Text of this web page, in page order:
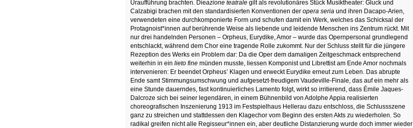
Uraufführung brachten. Dieazione teatrale gilt als revolutionäres Stück Musiktheater: Gluck und
Calzabigi brachen mit den standardisierten Konventionen der opera seria und ihren Dacapo-Arien,
verwendeten eine durchkomponierte Form und schufen damit ein Werk, welches das Schicksal der
Protagnoist*innen auf berührende Weise als liebende und leidende Menschen ins Zentrum rückt. Mit
nur drei handelnden Personen – Orpheus, Eurydike, Amor – wurde das Opernpersonal grundlegend
entschlackt, während dem Chor eine tragende Rolle zukommt. Nur der Schluss stellt für die jüngere
Rezeption des Werks ein Problem dar: Da die Oper dem damaligen Zeitgeschmack entsprechend
weiterhin in ein lieto fine münden musste, liessen Komponist und Librettist am Ende Amor nochmals
intervenieren: Er beendet Orpheus’ Klagen und erweckt Eurydike erneut zum Leben. Das abrupte
Ende samt Stimmungsumschwung und aufgesetzt-freudigem Vaudeville-Finale, das auf ein mehr als
eine Stunde dauerndes, fast kontinuierliches Lamento folgt, wirkt so irritierend, dass Émile Jaques-
Dalcroze sich bei seiner legendären, in einem Bühnenbild von Adolphe Appia realisierten
choreografischen Inszenierung 1913 im Festspielhaus Hellerau dazu entschloss, die Schlussszene
ganz zu streichen und stattdessen den Klagechor vom Beginn des ersten Akts zu wiederholen. So
radikal greifen nicht alle Regisseur*innen ein, aber deutliche Distanzierung wurde doch immer wieder